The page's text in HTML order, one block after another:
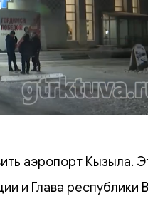
аэропорт Кызыла.
и Глава республики